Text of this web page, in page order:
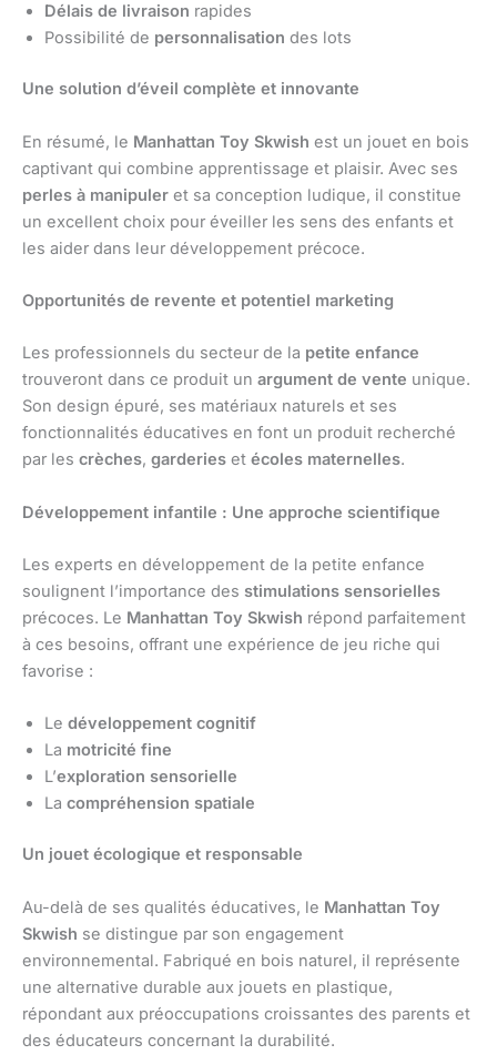
Délais de livraison rapides
Possibilité de personnalisation des lots
Une solution d’éveil complète et innovante
En résumé, le Manhattan Toy Skwish est un jouet en bois
captivant qui combine apprentissage et plaisir. Avec ses
perles à manipuler et sa conception ludique, il constitue
un excellent choix pour éveiller les sens des enfants et
les aider dans leur développement précoce.
Opportunités de revente et potentiel marketing
Les professionnels du secteur de la petite enfance
trouveront dans ce produit un argument de vente unique.
Son design épuré, ses matériaux naturels et ses
fonctionnalités éducatives en font un produit recherché
par les crèches, garderies et écoles maternelles.
Développement infantile : Une approche scientifique
Les experts en développement de la petite enfance
soulignent l’importance des stimulations sensorielles
précoces. Le Manhattan Toy Skwish répond parfaitement
à ces besoins, offrant une expérience de jeu riche qui
favorise :
Le développement cognitif
La motricité fine
L’exploration sensorielle
La compréhension spatiale
Un jouet écologique et responsable
Au-delà de ses qualités éducatives, le Manhattan Toy
Skwish se distingue par son engagement
environnemental. Fabriqué en bois naturel, il représente
une alternative durable aux jouets en plastique,
répondant aux préoccupations croissantes des parents et
des éducateurs concernant la durabilité.